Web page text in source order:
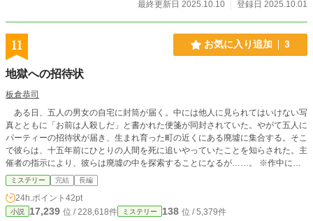
最終更新日 2025.10.10
登録日 2025.10.01
11 お気に入り追加 3
地獄への招待状
板倉恭司
ある日、五人の男女の自宅に封筒が届く。中には他人に見られてはいけない写
真とともに「お前は人殺しだ」と書かれた便箋が同封されていた。やがて五人に
パーティーの招待状が届き、生まれ育った町の近くにある廃墟に集合する。そこ
で彼らは、十五年前にひとりの人間を死に追いやっていたことを知らされた。主
催者の指示により、彼らは廃墟の中を探索することになるが……。 ※作中に登
場する地名は架空のものです。また、最低最悪の人間しか出てきません。また、
この作品は以前に書いたもののリメイクです。
ミステリー 完結 長編
24h.ポイント 42pt
小説 17,239 位 / 228,618件 ミステリー 138 位 / 5,379件